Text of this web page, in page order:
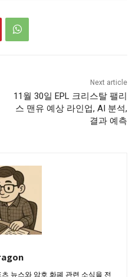
Next article
11월 30일 EPL 크리스탈 팰리
스 맨유 예상 라인업, AI 분석,
결과 예측
뉴스와 암호 화폐 관련 소식을 전